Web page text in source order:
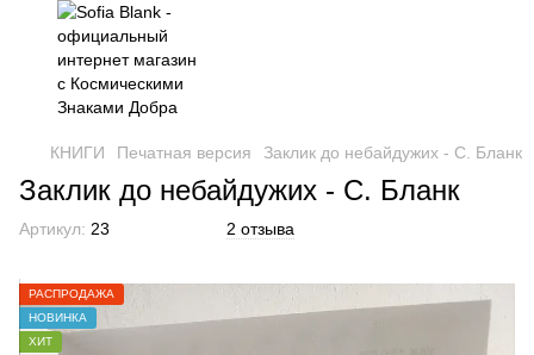
КНИГИ Печатная версия Заклик до небайдужих - C. Бланк
Заклик до небайдужих - C. Бланк
Артикул: 23 2 отзыва
РАСПРОДАЖА
НОВИНКА
ХИТ